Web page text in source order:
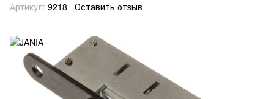
Артикул: 9218 Оставить отзыв